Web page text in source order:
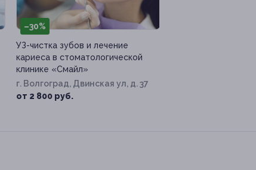
–30%
УЗ-чистка зубов и лечение
кариеса в стоматологической
клинике «Смайл»
г. Волгоград, Двинская ул, д. 37
от 2 800 руб.